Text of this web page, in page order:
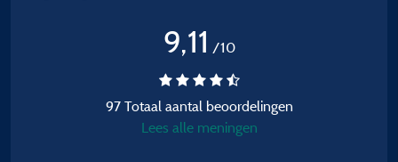
9,11 /10
97 Totaal aantal beoordelingen
Lees alle meningen